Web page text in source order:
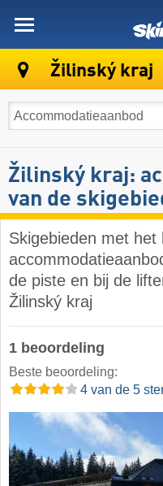
Žilinský kraj
Žilinský kraj:
van de
Skigebieden met het
de piste en bij de
Žilinský kraj
1 beoordeling
Beste beoordeling:
4 van de 5